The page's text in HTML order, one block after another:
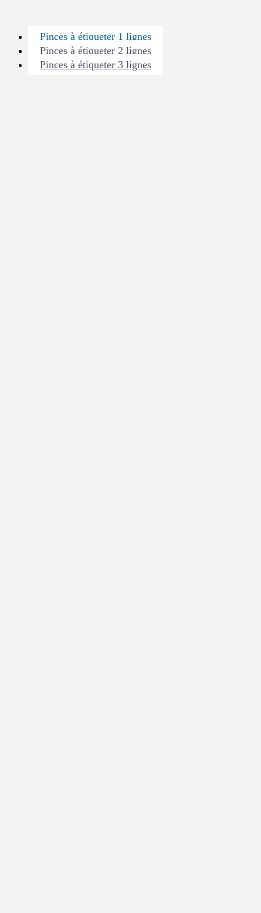
Pinces à étiqueter 1 lignes
Pinces à étiqueter 2 lignes
Pinces à étiqueter 3 lignes